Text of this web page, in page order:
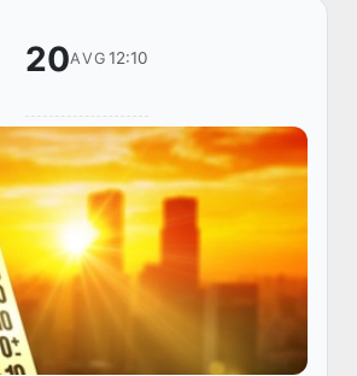
20AVG 12:10